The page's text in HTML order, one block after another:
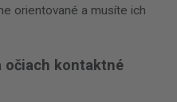
orientované a musíte ich
očiach kontaktné